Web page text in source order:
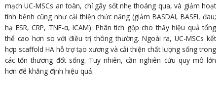
mạch UC-MSCs an toàn, chỉ gây sốt nhẹ thoáng qua, và giảm hoạt
tính bệnh cũng như cải thiện chức năng (giảm BASDAI, BASFI, đau;
hạ ESR, CRP, TNF-α, ICAM). Phân tích gộp cho thấy hiệu quả tổng
thể cao hơn so với điều trị thông thường. Ngoài ra, UC-MSCs kết
hợp scaffold HA hỗ trợ tạo xương và cải thiện chất lượng sống trong
các tổn thương đốt sống. Tuy nhiên, cần nghiên cứu quy mô lớn
hơn để khẳng định hiệu quả.